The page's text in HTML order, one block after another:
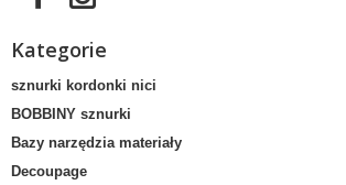
Kategorie
sznurki kordonki nici
BOBBINY sznurki
Bazy narzędzia materiały
Decoupage